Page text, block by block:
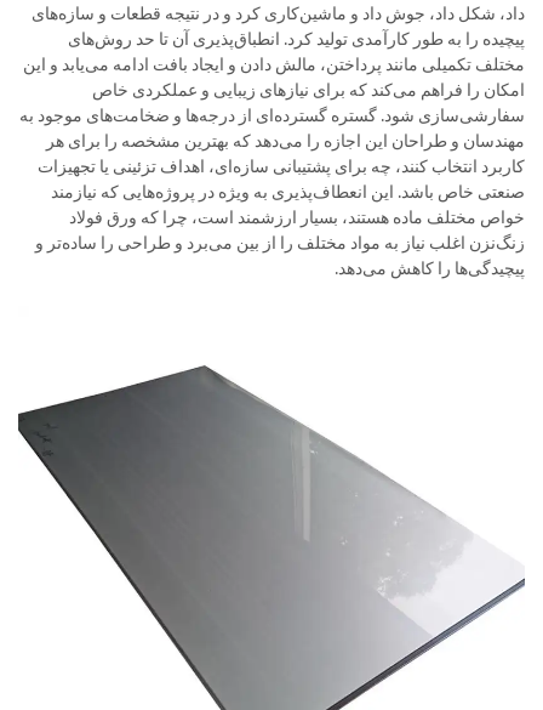
داد، شکل داد، جوش داد و ماشین‌کاری کرد و در نتیجه قطعات و سازه‌های
پیچیده را به طور کارآمدی تولید کرد. انطباق‌پذیری آن تا حد روش‌های
مختلف تکمیلی مانند پرداختن، مالش دادن و ایجاد بافت ادامه می‌یابد و این
امکان را فراهم می‌کند که برای نیازهای زیبایی و عملکردی خاص
سفارشی‌سازی شود. گستره گسترده‌ای از درجه‌ها و ضخامت‌های موجود به
مهندسان و طراحان این اجازه را می‌دهد که بهترین مشخصه را برای هر
کاربرد انتخاب کنند، چه برای پشتیبانی سازه‌ای، اهداف تزئینی یا تجهیزات
صنعتی خاص باشد. این انعطاف‌پذیری به ویژه در پروژه‌هایی که نیازمند
خواص مختلف ماده هستند، بسیار ارزشمند است، چرا که ورق فولاد
زنگ‌نزن اغلب نیاز به مواد مختلف را از بین می‌برد و طراحی را ساده‌تر و
پیچیدگی‌ها را کاهش می‌دهد.